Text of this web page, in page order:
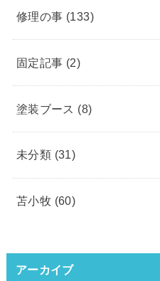
修理の事 (133)
固定記事 (2)
塗装ブース (8)
未分類 (31)
苫小牧 (60)
アーカイブ